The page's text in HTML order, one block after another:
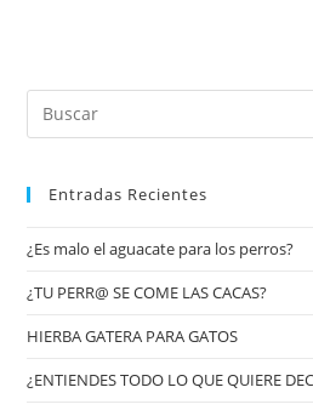
Entradas Recientes
¿Es malo el aguacate para los perros?
¿TU PERR@ SE COME LAS CACAS?
HIERBA GATERA PARA GATOS
¿ENTIENDES TODO LO QUE QUIERE